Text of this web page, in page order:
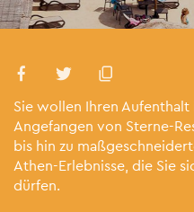
Sie wollen Ihren Aufenthalt
Angefangen von Sterne-
bis hin zu
Athen-Erlebnisse, die Sie
dürfen.